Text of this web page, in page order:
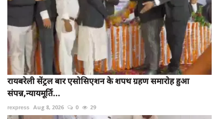
रायबरेली सेंट्रल बार एसोसिएशन के शपथ ग्रहण समारोह हुआ
संपन्न,न्यायमूर्ति...
rexpress Aug 8, 2026 0 29